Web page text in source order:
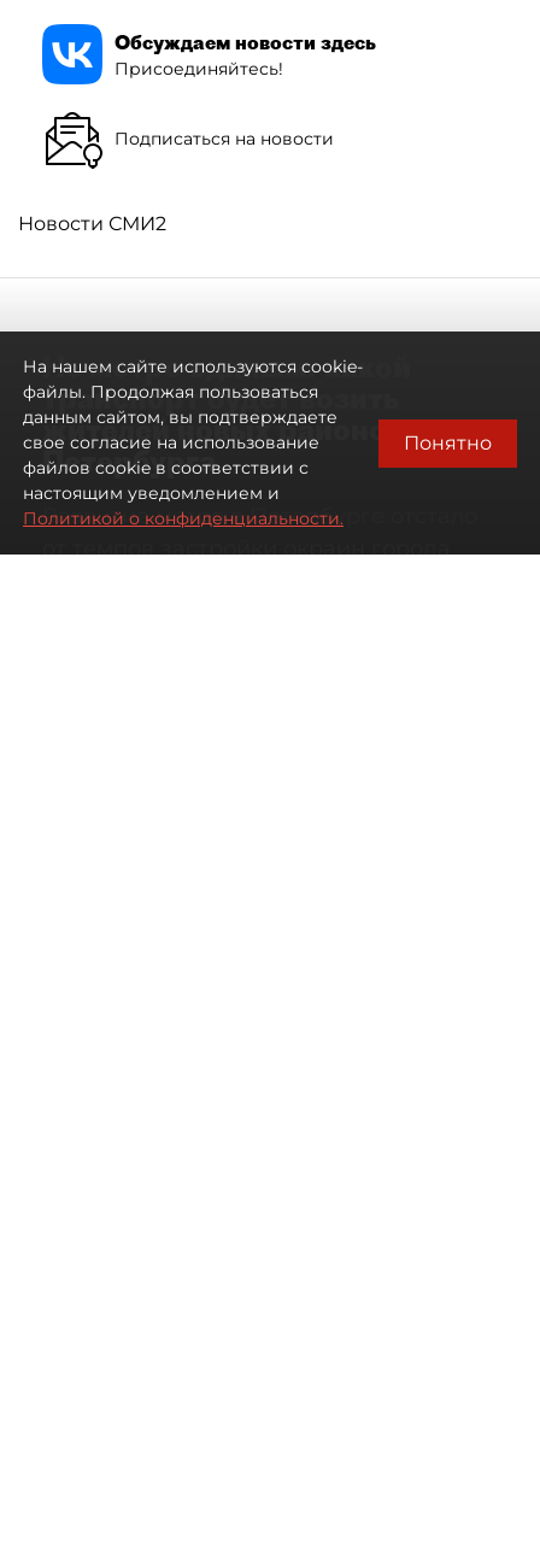
Обсуждаем новости здесь
Присоединяйтесь!
Подписаться на новости
Новости СМИ2
Не метро единым: какой
транспорт будет возить
жителей новых районов
Петербурга
Развитие метро в Петербурге отстало
от темпов застройки окраин города
На нашем сайте используются cookie-
файлы. Продолжая пользоваться
данным сайтом, вы подтверждаете
свое согласие на использование
файлов cookie в соответствии с
настоящим уведомлением и
Политикой о конфиденциальности.
Понятно